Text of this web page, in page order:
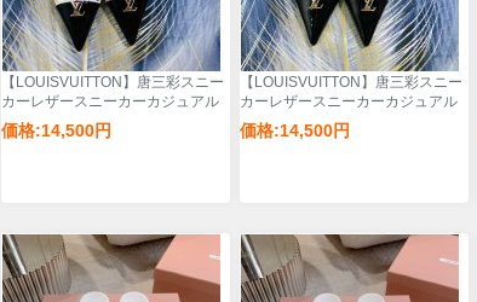
【LOUISVUITTON】唐三彩スニー
カーレザースニーカーカジュアル
シューズレディース
価格:14,500円
【LOUISVUITTON】唐三彩スニー
カーレザースニーカーカジュアル
シューズレディース
価格:14,500円